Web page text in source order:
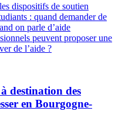
dispositifs de soutien
: quand demander de
on parle d’aide
peuvent proposer une
de l’aide ?
destination des
en Bourgogne-